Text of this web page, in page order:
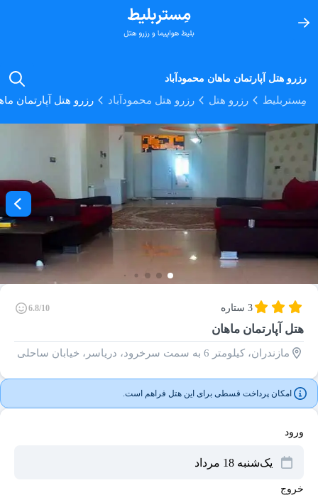
رزرو هتل آپارتمان ماهان محمودآباد
مِستربلیط رزرو هتل رزرو هتل محمودآباد رزرو هتل آپارتمان
3 ستاره 6.8/10
هتل آپارتمان ماهان
مازندران، کیلومتر 6 به سمت سرخرود، دریاسر، خیابان ساحلی
امکان پرداخت قسطی برای این هتل فراهم است.
ورود
خروج